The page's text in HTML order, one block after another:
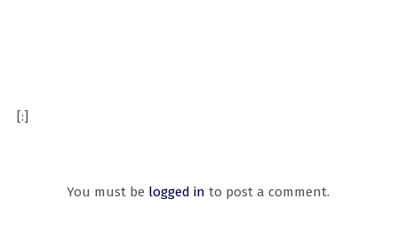
[:]
You must be logged in to post a comment.